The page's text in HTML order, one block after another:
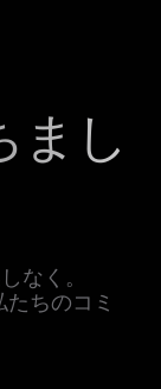
まし
なく。
ちのコミ